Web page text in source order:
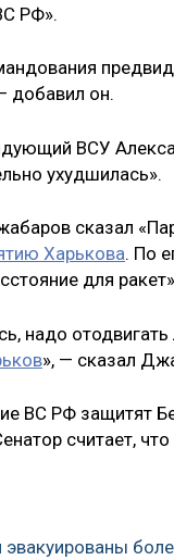
РФ».
добавил он.
ВСУ
ухудшилась».
сказал
Харькова. По
для
надо
», — сказал
ВС РФ защитят
считает,
эвакуированы